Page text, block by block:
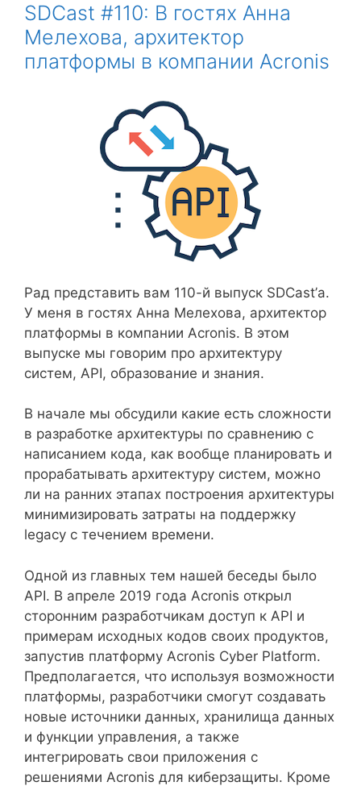
SDCast #110: В гостях Анна
Мелехова, архитектор
платформы в компании Acronis
Рад представить вам 110-й выпуск SDCast’а.
У меня в гостях Анна Мелехова, архитектор
платформы в компании Acronis. В этом
выпуске мы говорим про архитектуру
систем, API, образование и знания.
В начале мы обсудили какие есть сложности
в разработке архитектуры по сравнению с
написанием кода, как вообще планировать и
прорабатывать архитектуру систем, можно
ли на ранних этапах построения архитектуры
минимизировать затраты на поддержку
legacy с течением времени.
Одной из главных тем нашей беседы было
API. В апреле 2019 года Acronis открыл
сторонним разработчикам доступ к API и
примерам исходных кодов своих продуктов,
запустив платформу Acronis Cyber Platform.
Предполагается, что используя возможности
платформы, разработчики смогут создавать
новые источники данных, хранилища данных
и функции управления, а также
интегрировать свои приложения с
решениями Acronis для киберзащиты. Кроме